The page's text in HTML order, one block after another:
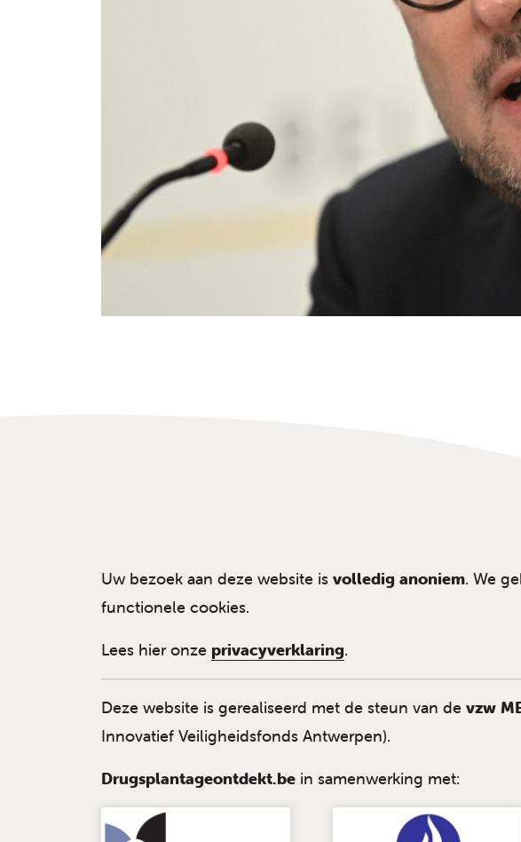
Uw bezoek aan deze website is volledig anoniem. We
functionele cookies.
Lees hier onze privacyverklaring.
Deze website is gerealiseerd met de steun van de vzw
Innovatief Veiligheidsfonds Antwerpen).
Drugsplantageontdekt.be in samenwerking met: